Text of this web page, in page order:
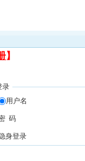
】
录
用户名
码
身登录